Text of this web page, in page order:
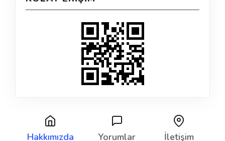
Hakkımızda Yorumlar İletişim